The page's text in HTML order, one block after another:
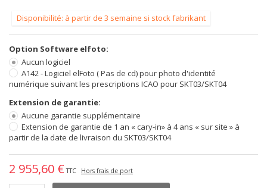
Disponibilité: à partir de 3 semaine si stock fabrikant
Option Software elfoto:
Aucun logiciel
A142 - Logiciel elFoto ( Pas de cd) pour photo d'identité
numérique suivant les prescriptions ICAO pour SKT03/SKT04
Extension de garantie:
Aucune garantie supplémentaire
Extension de garantie de 1 an « cary-in» à 4 ans « sur site » à
partir de la date de livraison du SKT03/SKT04
2 955,60 € TTC Hors frais de port